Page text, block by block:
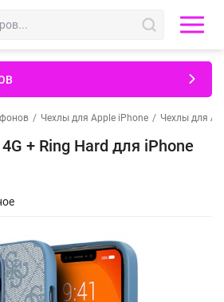
/ Чехлы для Apple iPhone / Чехлы для
+ Ring Hard для iPhone